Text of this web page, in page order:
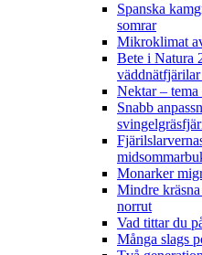
Spanska
somrar
Mikroklimat
Bete i Natura
Nektar –
Snabb
Monarker
Mindre
norrut
Vad tittar du
Många slags